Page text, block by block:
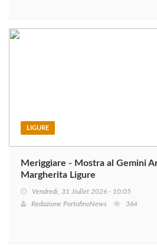
LIGURE
Meriggiare - Mostra al Gemini
Margherita Ligure
Vendredi, 31 Jiullet 2026 - 10:05
Redazione PortofinoNews
364